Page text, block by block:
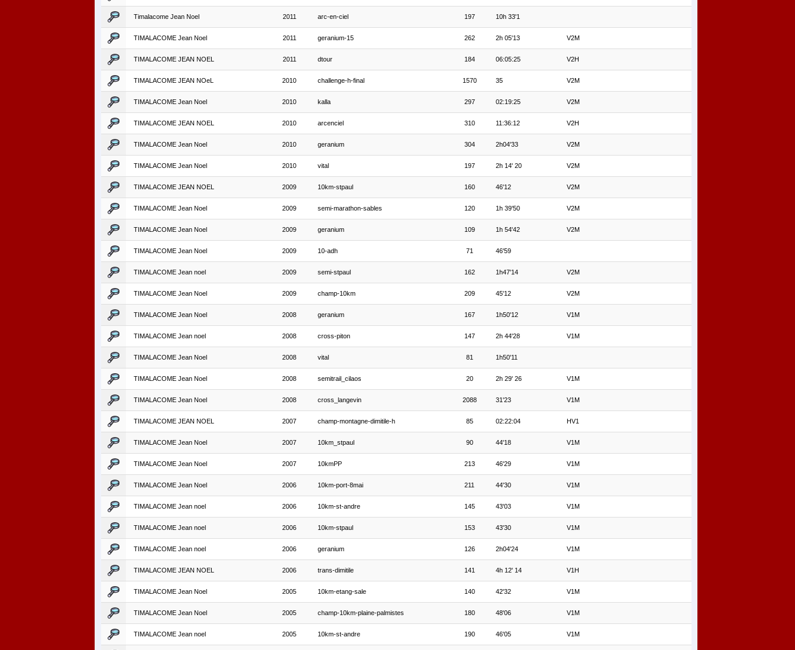
Timalacome Jean Noel 2011 arc-en-ciel 197 10h 33'1
TIMALACOME Jean Noel 2011 geranium-15 262 2h 05'13 V2M
TIMALACOME JEAN NOEL 2011 dtour 184 06:05:25 V2H
TIMALACOME JEAN NOeL 2010 challenge-h-final 1570 35 V2M
TIMALACOME Jean Noel 2010 kalla 297 02:19:25 V2M
TIMALACOME JEAN NOEL 2010 arcenciel 310 11:36:12 V2H
TIMALACOME Jean Noel 2010 geranium 304 2h04'33 V2M
TIMALACOME Jean Noel 2010 vital 197 2h 14' 20 V2M
TIMALACOME JEAN NOEL 2009 10km-stpaul 160 46'12 V2M
TIMALACOME Jean Noel 2009 semi-marathon-sables 120 1h 39'50 V2M
TIMALACOME Jean Noel 2009 geranium 109 1h 54'42 V2M
TIMALACOME Jean Noel 2009 10-adh 71 46'59
TIMALACOME Jean noel 2009 semi-stpaul 162 1h47'14 V2M
TIMALACOME Jean Noel 2009 champ-10km 209 45'12 V2M
TIMALACOME Jean Noel 2008 geranium 167 1h50'12 V1M
TIMALACOME Jean noel 2008 cross-piton 147 2h 44'28 V1M
TIMALACOME Jean Noel 2008 vital 81 1h50'11
TIMALACOME Jean Noel 2008 semitrail_cilaos 20 2h 29' 26 V1M
TIMALACOME Jean Noel 2008 cross_langevin 2088 31'23 V1M
TIMALACOME JEAN NOEL 2007 champ-montagne-dimitile-h 85 02:22:04 HV1
TIMALACOME Jean Noel 2007 10km_stpaul 90 44'18 V1M
TIMALACOME Jean Noel 2007 10kmPP 213 46'29 V1M
TIMALACOME Jean Noel 2006 10km-port-8mai 211 44'30 V1M
TIMALACOME Jean noel 2006 10km-st-andre 145 43'03 V1M
TIMALACOME Jean noel 2006 10km-stpaul 153 43'30 V1M
TIMALACOME Jean noel 2006 geranium 126 2h04'24 V1M
TIMALACOME JEAN NOEL 2006 trans-dimitile 141 4h 12' 14 V1H
TIMALACOME Jean Noel 2005 10km-etang-sale 140 42'32 V1M
TIMALACOME Jean Noel 2005 champ-10km-plaine-palmistes 180 48'06 V1M
TIMALACOME Jean noel 2005 10km-st-andre 190 46'05 V1M